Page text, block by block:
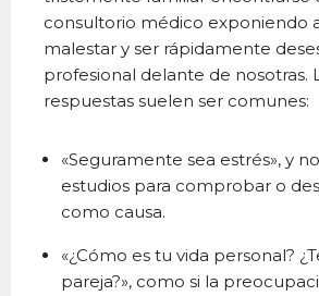
consultorio médico exponiendo
malestar y ser rápidamente
profesional delante de nosotras.
respuestas suelen ser comunes:
«Seguramente sea estrés», y
estudios para comprobar o
como causa.
«¿Cómo es tu vida personal?
pareja?», como si la